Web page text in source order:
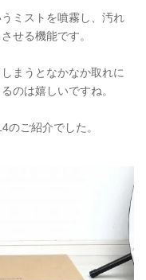
ミストを噴霧し、汚れ
せる機能です。
まうとなかなか取れに
のは嬉しいですね。
のご紹介でした。